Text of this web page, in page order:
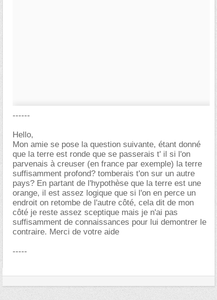
------
Hello,
Mon amie se pose la question suivante, étant donné
que la terre est ronde que se passerais t' il si l'on
parvenais à creuser (en france par exemple) la terre
suffisamment profond? tomberais t'on sur un autre
pays? En partant de l'hypothèse que la terre est une
orange, il est assez logique que si l'on en perce un
endroit on retombe de l'autre côté, cela dit de mon
côté je reste assez sceptique mais je n'ai pas
suffisamment de connaissances pour lui demontrer le
contraire. Merci de votre aide
-----